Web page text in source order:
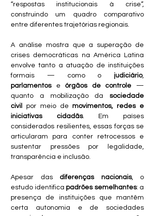
“respostas institucionais à crise”,
construindo um quadro comparativo
entre diferentes trajetórias regionais.
A análise mostra que a superação de
crises democráticas na América Latina
envolve tanto a atuação de instituições
formais — como o judiciário
parlamentos e órgãos de controle —
quanto a mobilização da sociedade
civil
por meio de movimentos, redes e
iniciativas cidadãs. Em países
considerados resilientes, essas forças se
articularam para conter retrocessos e
sustentar pressões por legalidade,
transparência e inclusão.
Apesar das diferenças nacionais, o
estudo identifica padrões semelhantes: a
presença de instituições que mantêm
certa autonomia e de sociedades